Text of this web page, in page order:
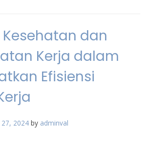
dan
Kerja dalam
Efisiensi
2024 by adminval